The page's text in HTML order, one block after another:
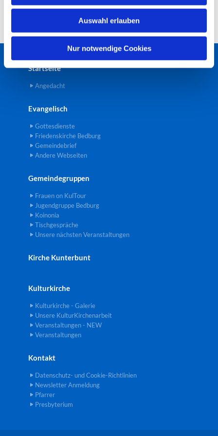
l
Auswahl erlauben
Nur notwendige Cookies
Startseite
Angedacht
Evangelisch
Gottesdienste
Friedenskirche Bedburg
Gemeindebrief
Andere Webseiten
Gemeindegruppen
Frauen on KulTour
Jugendgruppe Bedburg
Koinonia
Tischgespräche
Unsere nächsten Veranstaltungen
Kirche Kunterbunt
Kulturkirche
Kulturkirche - Galerie
Unsere KulturKirchenarbeit
Veranstaltungen - NEW
Veranstaltungen
Kontakt
Datenschutz- und Cookie-Richtlinien
Newsletter Anmeldung
Pfarrer
Presbyterium